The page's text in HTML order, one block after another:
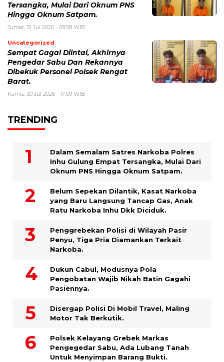
Tersangka, Mulai Dari Oknum PNS
Hingga Oknum Satpam.
Jumat, 31 Jul 2026 - 09:58 WIB
Uncategorized
Sempat Gagal Diintai, Akhirnya
Pengedar Sabu Dan Rekannya
Dibekuk Personel Polsek Rengat
Barat.
Kamis, 30 Jul 2026 - 17:09 WIB
TRENDING
Dalam Semalam Satres Narkoba Polres
Inhu Gulung Empat Tersangka, Mulai Dari
Oknum PNS Hingga Oknum Satpam.
Belum Sepekan Dilantik, Kasat Narkoba
yang Baru Langsung Tancap Gas, Anak
Ratu Narkoba Inhu Dkk Diciduk.
Penggrebekan Polisi di Wilayah Pasir
Penyu, Tiga Pria Diamankan Terkait
Narkoba.
Dukun Cabul, Modusnya Pola
Pengobatan Wajib Nikah Batin Gagahi
Pasiennya.
Disergap Polisi Di Mobil Travel, Maling
Motor Tak Berkutik.
Polsek Kelayang Grebek Markas
Pengegedar Sabu, Ada Lubang Tanah
Untuk Menyimpan Barang Bukti.